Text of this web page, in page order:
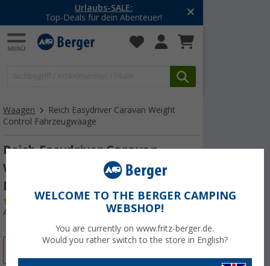
Urlaubs-SALE:
Top-Deals für dein Abenteuer!
Waagen
Reich Easydriver Caravan Weight
Control Fahrzeugwaage
Reich Easydriver Caravan
Weight Control Fahrzeugwaage
bis 1.000 kg
(Über100)
Art.-Nr.: 150050
WELCOME TO THE BERGER CAMPING
WEBSHOP!
You are currently on www.fritz-berger.de.
Would you rather switch to the store in English?